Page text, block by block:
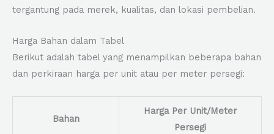
tergantung pada merek, kualitas, dan lokasi pembelian.
Harga Bahan dalam Tabel
Berikut adalah tabel yang menampilkan beberapa bahan
dan perkiraan harga per unit atau per meter persegi:
Bahan
Harga Per Unit/Meter
Persegi